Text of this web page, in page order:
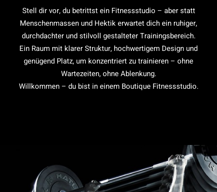
Stell dir vor, du betrittst ein Fitnessstudio – aber statt
Menschenmassen und Hektik erwartet dich ein ruhiger,
durchdachter und stilvoll gestalteter Trainingsbereich.
Ein Raum mit klarer Struktur, hochwertigem Design und
genügend Platz, um konzentriert zu trainieren – ohne
Wartezeiten, ohne Ablenkung.
Willkommen – du bist in einem Boutique Fitnessstudio.